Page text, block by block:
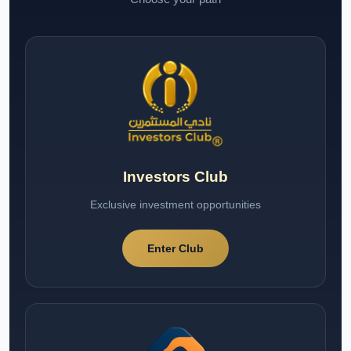
Investors Club
Exclusive investment opportunities
Enter Club